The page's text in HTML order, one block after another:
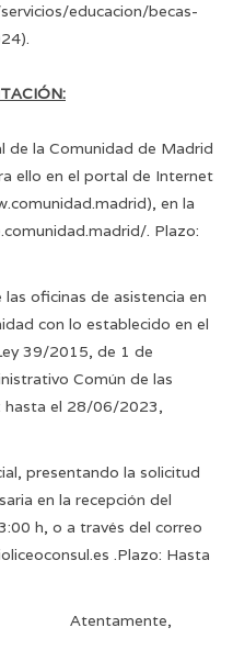
educacion/becas-
).
de la Comunidad de Madrid
ello en el portal de Internet
), en la
. Plazo:
oficinas de asistencia en
con lo establecido en el
39/2015, de 1 de
Común de las
hasta el 28/06/2023,
presentando la solicitud
en la recepción del
h, o a través del correo
.Plazo: Hasta